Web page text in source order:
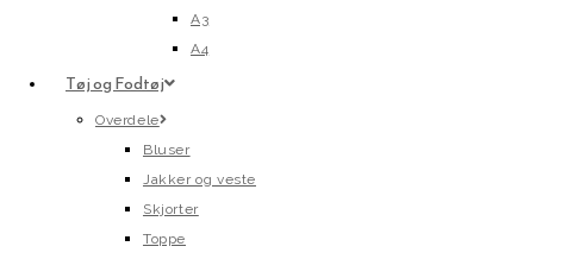
A3
A4
Tøj og Fodtøj
Overdele
Bluser
Jakker og veste
Skjorter
Toppe